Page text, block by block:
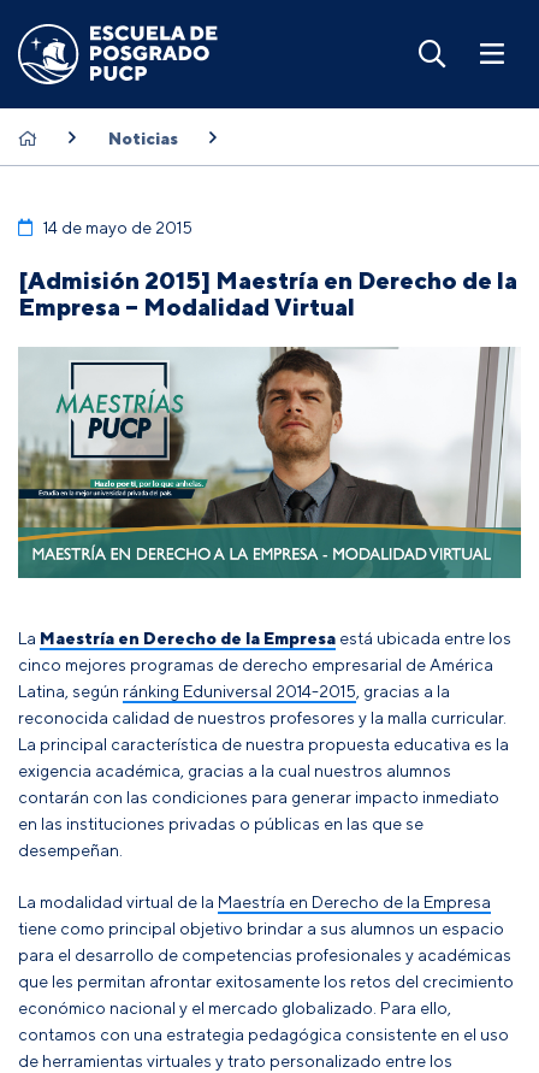
Noticias
14 de mayo de 2015
[Admisión 2015] Maestría en Derecho de la
Empresa – Modalidad Virtual
La Maestría en Derecho de la Empresa está ubicada entre los
cinco mejores programas de derecho empresarial de América
Latina, según ránking Eduniversal 2014-2015, gracias a la
reconocida calidad de nuestros profesores y la malla curricular.
La principal característica de nuestra propuesta educativa es la
exigencia académica, gracias a la cual nuestros alumnos
contarán con las condiciones para generar impacto inmediato
en las instituciones privadas o públicas en las que se
desempeñan.
La modalidad virtual de la Maestría en Derecho de la Empresa
tiene como principal objetivo brindar a sus alumnos un espacio
para el desarrollo de competencias profesionales y académicas
que les permitan afrontar exitosamente los retos del crecimiento
económico nacional y el mercado globalizado. Para ello,
contamos con una estrategia pedagógica consistente en el uso
de herramientas virtuales y trato personalizado entre los